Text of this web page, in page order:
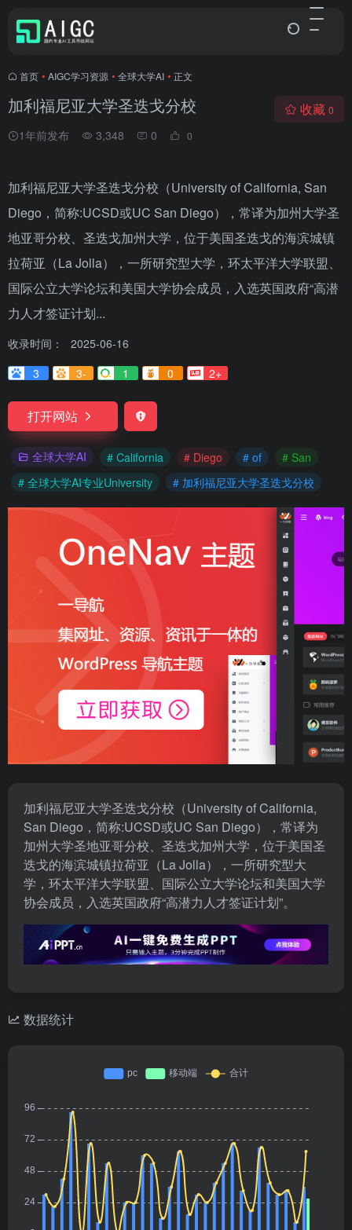
首页 • AIGC学习资源 • 全球大学AI • 正文
加利福尼亚大学圣迭戈分校
1年前发布 3,348 0 0
收藏 0
加利福尼亚大学圣迭戈分校（University of California, San
Diego，简称:UCSD或UC San Diego），常译为加州大学圣
地亚哥分校、圣迭戈加州大学，位于美国圣迭戈的海滨城镇
拉荷亚（La Jolla），一所研究型大学，环太平洋大学联盟、
国际公立大学论坛和美国大学协会成员，入选英国政府“高潜
力人才签证计划...
收录时间：
2025-06-16
3
3- 1 0 2+
打开网站
全球大学AI # California # Diego # of
# San
# 全球大学AI专业University
# 加利福尼亚大学圣迭戈分校
加利福尼亚大学圣迭戈分校（University of California,
San Diego，简称:UCSD或UC San Diego），常译为
加州大学圣地亚哥分校、圣迭戈加州大学，位于美国圣
迭戈的海滨城镇拉荷亚（La Jolla），一所研究型大
学，环太平洋大学联盟、国际公立大学论坛和美国大学
协会成员，入选英国政府“高潜力人才签证计划”。
数据统计